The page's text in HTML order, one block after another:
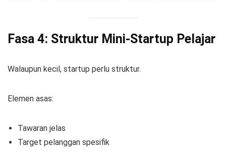
Fasa 4: Struktur Mini-Startup Pelajar
Walaupun kecil, startup perlu struktur.
Elemen asas:
Tawaran jelas
Target pelanggan spesifik